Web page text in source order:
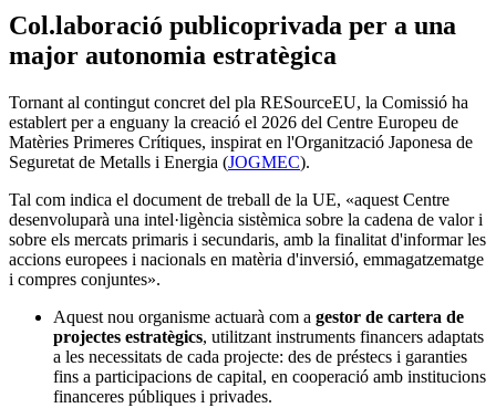
Col.laboració publicoprivada per a una
major autonomia estratègica
Tornant al contingut concret del pla RESourceEU, la Comissió ha
establert per a enguany la creació el 2026 del Centre Europeu de
Matèries Primeres Crítiques, inspirat en l'Organització Japonesa de
Seguretat de Metalls i Energia (JOGMEC).
Tal com indica el document de treball de la UE, «aquest Centre
desenvoluparà una intel·ligència sistèmica sobre la cadena de valor i
sobre els mercats primaris i secundaris, amb la finalitat d'informar les
accions europees i nacionals en matèria d'inversió, emmagatzematge
i compres conjuntes».
Aquest nou organisme actuarà com a gestor de cartera de
projectes estratègics, utilitzant instruments financers adaptats
a les necessitats de cada projecte: des de préstecs i garanties
fins a participacions de capital, en cooperació amb institucions
financeres públiques i privades.